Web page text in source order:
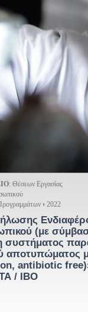
: Θέσεων Εργασίας
› 2022
(με
συστήματος
αποτυπώματος
antibiotic
/ ΙΒΟ